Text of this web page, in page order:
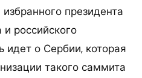
президента
российского
идет о Сербии, которая
такого саммита